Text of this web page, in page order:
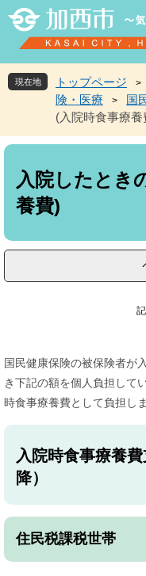
先
頭
を
飛
現在地 トップページ >
険・医療
> 国
(入院時食事療養
本
入院したとき
養費)
国民健康保険の被保険者が
き下記の額を個人負担して
時食事療養費として負担しま
入院時食事療養
降）
住民税課税世帯